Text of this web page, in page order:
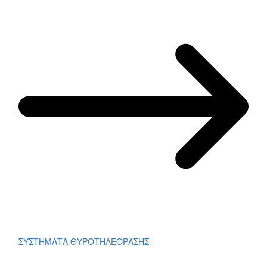
ΣΥΣΤΗΜΑΤΑ ΘΥΡΟΤΗΛΕΟΡΑΣΗΣ